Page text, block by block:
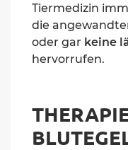
Tiermedizin
die
oder gar keine
hervorrufen.